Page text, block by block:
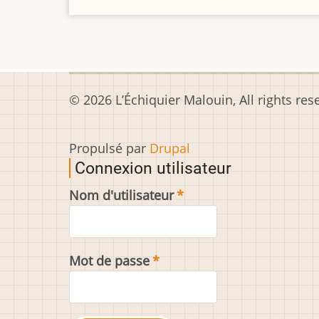
© 2026 L’Échiquier Malouin, All rights
Propulsé par Drupal
Connexion utilisateur
Nom d'utilisateur
Mot de passe